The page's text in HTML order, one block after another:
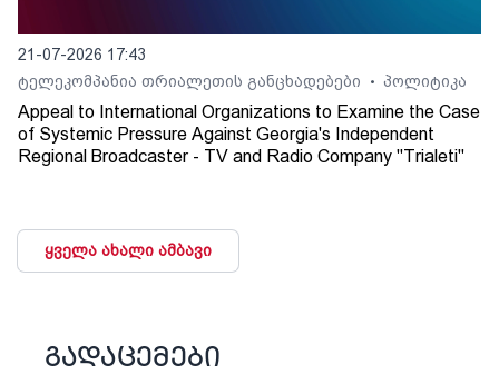
21-07-2026 17:43
ტელეკომპანია თრიალეთის განცხადებები
• პოლიტიკა
Appeal to International Organizations to Examine the Case
of Systemic Pressure Against Georgia's Independent
Regional Broadcaster - TV and Radio Company "Trialeti"
ყველა ახალი ამბავი
გადაცემები